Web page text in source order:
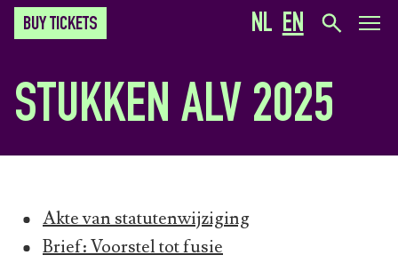
NL EN
BUY TICKETS
STUKKEN ALV 2025
Akte van statutenwijziging
Brief: Voorstel tot fusie